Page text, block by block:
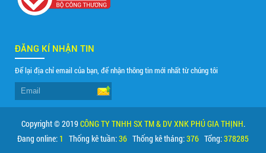
ĐĂNG KÍ NHẬN TIN
Để lại địa chỉ email của bạn, để nhận thông tin mới nhất từ chúng tôi
Copyright © 2019CÔNG TY TNHH SX TM & DV XNK PHÚ GIA THỊNH.
Đang online: 1 Thống kê tuần:36 Thống kê tháng:376 Tổng:378285